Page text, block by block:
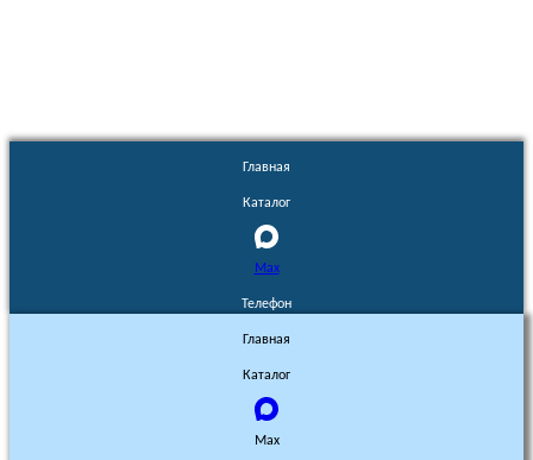
Главная
Каталог
Max
Телефон
Главная
Каталог
Max